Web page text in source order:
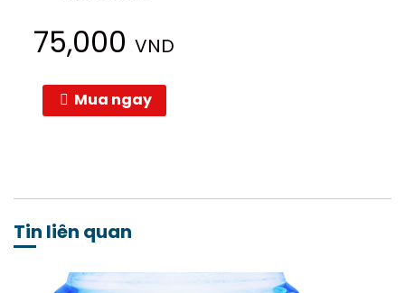
75,000VND
Mua ngay
Tin liên quan